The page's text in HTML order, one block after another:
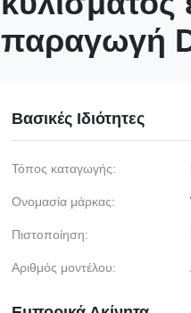
παραγωγή
Βασικές Ιδιότητες
Τόπος καταγωγής:
Ονομασία μάρκας:
Πιστοποίηση:
Αριθμός μοντέλου: